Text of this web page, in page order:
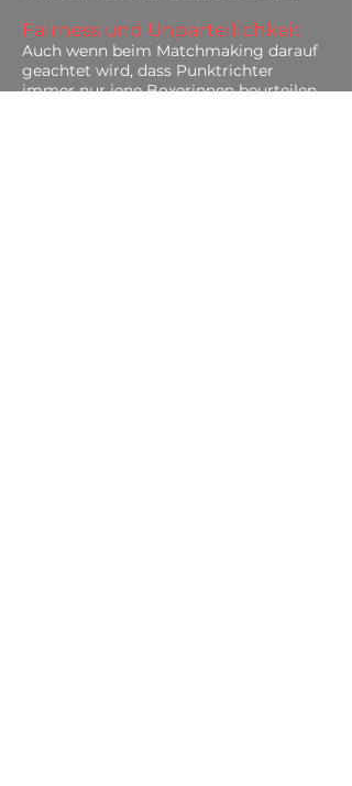
Fairness und Unparteilichkeit
Auch wenn beim Matchmaking darauf
geachtet wird, dass Punktrichter
immer nur jene Boxerinnen beurteilen,